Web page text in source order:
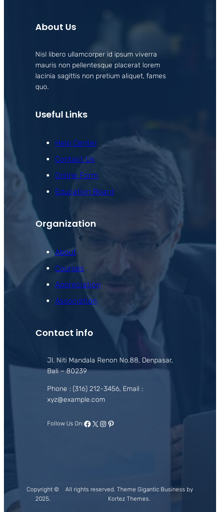
About Us
Nisl libero ullamcorper id ipsum viverra
mauris non pellentesque placerat lorem
lacinia sagittis non pretium aliquet, fames
quo.
Useful Links
Help Center
Contact Us
Online Form
Education Board
Organization
About
Courses
Appreciation
Association
Contact info
Jl. Niti Mandala Renon No.88, Denpasar,
Bali – 80239
Phone : (316) 212-3456, Email :
xyz@example.com
Follow Us On:Facebook
X Instagram
Pinterest
Copyright ©
2025.
All rights reserved. Theme Gigantic Business by
Kortez Themes.